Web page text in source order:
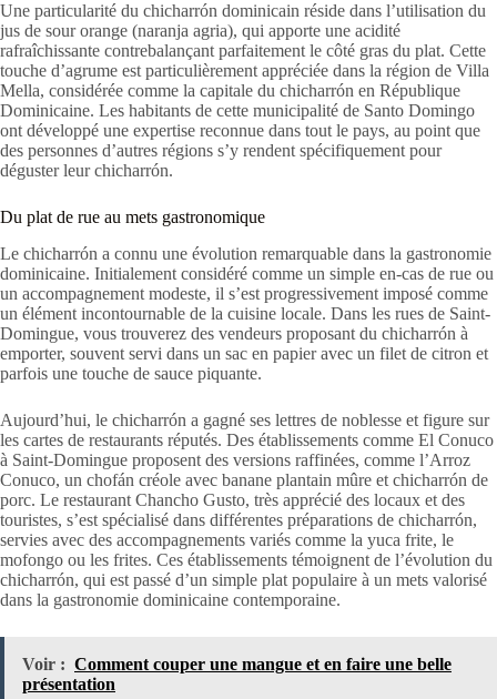
Une particularité du chicharrón dominicain réside dans l’utilisation du
jus de sour orange (naranja agria), qui apporte une acidité
rafraîchissante contrebalançant parfaitement le côté gras du plat. Cette
touche d’agrume est particulièrement appréciée dans la région de Villa
Mella, considérée comme la capitale du chicharrón en République
Dominicaine. Les habitants de cette municipalité de Santo Domingo
ont développé une expertise reconnue dans tout le pays, au point que
des personnes d’autres régions s’y rendent spécifiquement pour
déguster leur chicharrón.
Du plat de rue au mets gastronomique
Le chicharrón a connu une évolution remarquable dans la gastronomie
dominicaine. Initialement considéré comme un simple en-cas de rue ou
un accompagnement modeste, il s’est progressivement imposé comme
un élément incontournable de la cuisine locale. Dans les rues de Saint-
Domingue, vous trouverez des vendeurs proposant du chicharrón à
emporter, souvent servi dans un sac en papier avec un filet de citron et
parfois une touche de sauce piquante.
Aujourd’hui, le chicharrón a gagné ses lettres de noblesse et figure sur
les cartes de restaurants réputés. Des établissements comme El Conuco
à Saint-Domingue proposent des versions raffinées, comme l’Arroz
Conuco, un chofán créole avec banane plantain mûre et chicharrón de
porc. Le restaurant Chancho Gusto, très apprécié des locaux et des
touristes, s’est spécialisé dans différentes préparations de chicharrón,
servies avec des accompagnements variés comme la yuca frite, le
mofongo ou les frites. Ces établissements témoignent de l’évolution du
chicharrón, qui est passé d’un simple plat populaire à un mets valorisé
dans la gastronomie dominicaine contemporaine.
Voir : Comment couper une mangue et en faire une belle
présentation